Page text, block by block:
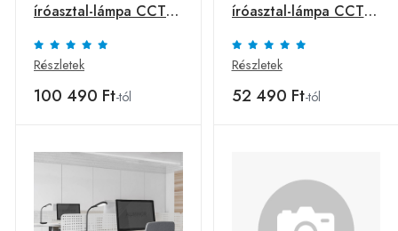
íróasztal-lámpa CCT
ezüst
Részletek
100 490 Ft-tól
íróasztal-lámpa CCT
fehér
Részletek
52 490 Ft-tól